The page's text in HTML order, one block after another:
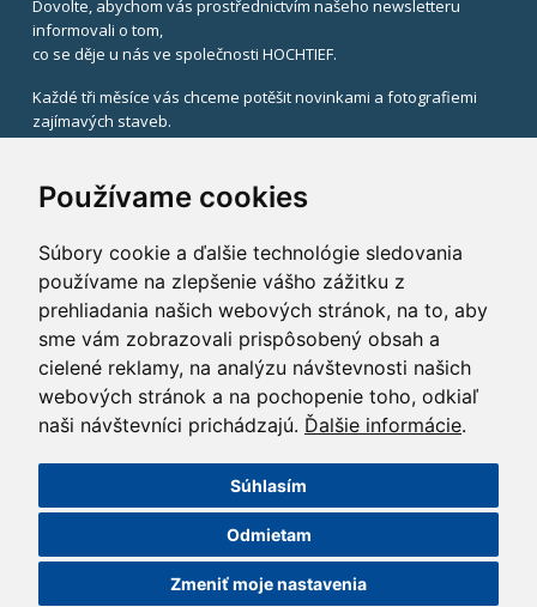
Používame cookies
Súbory cookie a ďalšie technológie sledovania
používame na zlepšenie vášho zážitku z
prehliadania našich webových stránok, na to, aby
sme vám zobrazovali prispôsobený obsah a
cielené reklamy, na analýzu návštevnosti našich
webových stránok a na pochopenie toho, odkiaľ
naši návštevníci prichádzajú. Ďalšie informácie.
Súhlasím
Odmietam
Zmeniť moje nastavenia
Dovolte, abychom vás prostřednictvím našeho newsletteru
informovali o tom,
co se děje u nás ve společnosti HOCHTIEF.
Každé tři měsíce vás chceme potěšit novinkami a fotografiemi
zajímavých staveb.
V případě zájmu uveďte svůj email.
Registrací k odběru newsletteru souhlasíte se zasíláním
informací od HOCHTIEF CZ a. s.,
v souladu se zákonem č. 480/2004 Sb.
x
©2014 HOCHTIEF CZ a. s.
Nastavení cookies| Powered by: